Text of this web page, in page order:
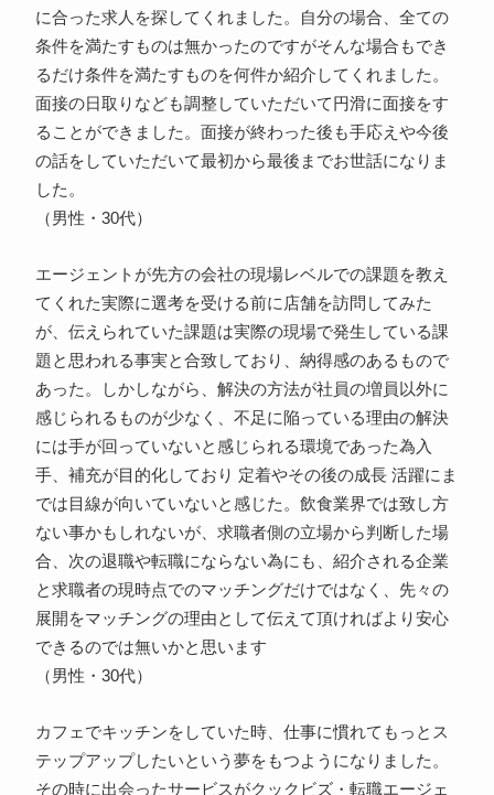
に合った求人を探してくれました。自分の場合、全ての
条件を満たすものは無かったのですがそんな場合もでき
るだけ条件を満たすものを何件か紹介してくれました。
面接の日取りなども調整していただいて円滑に面接をす
ることができました。面接が終わった後も手応えや今後
の話をしていただいて最初から最後までお世話になりま
した。
（男性・30代）
エージェントが先方の会社の現場レベルでの課題を教え
てくれた実際に選考を受ける前に店舗を訪問してみた
が、伝えられていた課題は実際の現場で発生している課
題と思われる事実と合致しており、納得感のあるもので
あった。しかしながら、解決の方法が社員の増員以外に
感じられるものが少なく、不足に陥っている理由の解決
には手が回っていないと感じられる環境であった為入
手、補充が目的化しており 定着やその後の成長 活躍にま
では目線が向いていないと感じた。飲食業界では致し方
ない事かもしれないが、求職者側の立場から判断した場
合、次の退職や転職にならない為にも、紹介される企業
と求職者の現時点でのマッチングだけではなく、先々の
展開をマッチングの理由として伝えて頂ければより安心
できるのでは無いかと思います
（男性・30代）
カフェでキッチンをしていた時、仕事に慣れてもっとス
テップアップしたいという夢をもつようになりました。
その時に出会ったサービスがクックビズ・転職エージェ